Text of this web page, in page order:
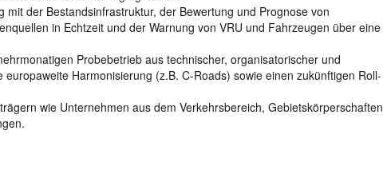
der Bestandsinfrastruktur, der Bewertung und Prognose von
in Echtzeit und der Warnung von VRU und Fahrzeugen über eine
Probebetrieb aus technischer, organisatorischer und
Harmonisierung (z.B. C-Roads) sowie einen zukünftigen Roll-
wie Unternehmen aus dem Verkehrsbereich, Gebietskörperschaften